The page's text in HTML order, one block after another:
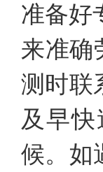
准备好
来准确
测时联
及早
候。如